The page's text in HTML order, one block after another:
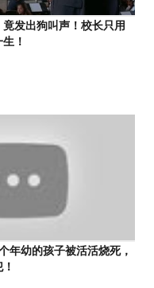
竟发出狗叫声！校长只用
！
年幼的孩子被活活烧死，